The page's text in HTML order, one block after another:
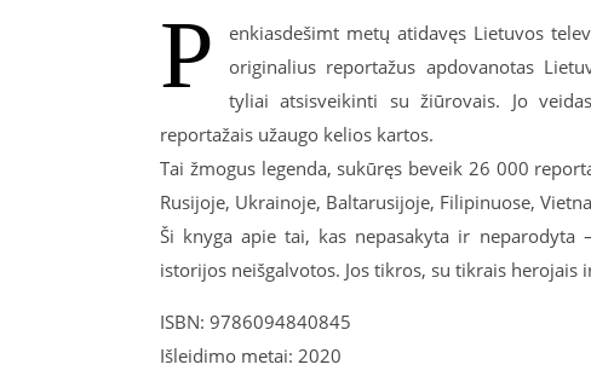
P
enkiasdešimt metų atidavęs Lietuvos
originalius reportažus apdovanotas
tyliai atsisveikinti su žiūrovais. Jo
reportažais užaugo kelios kartos.
Tai žmogus legenda, sukūręs beveik 26 000
Rusijoje, Ukrainoje, Baltarusijoje, Filipinuose,
Ši knyga apie tai, kas nepasakyta ir neparodyta
istorijos neišgalvotos. Jos tikros, su tikrais herojais
ISBN: 9786094840845
Išleidimo metai: 2020